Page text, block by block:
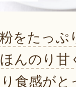
をたっぷ
んのり甘
食感がと